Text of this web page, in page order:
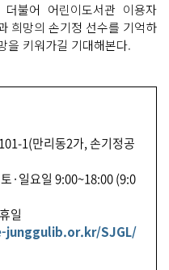
불어 어린이도서관 이용자
희망의 손기정 선수를 기억하
을 키워가길 기대해본다.
1(만리동2가, 손기정공
·일요일 9:00~18:00 (9:0
일
SJGL/